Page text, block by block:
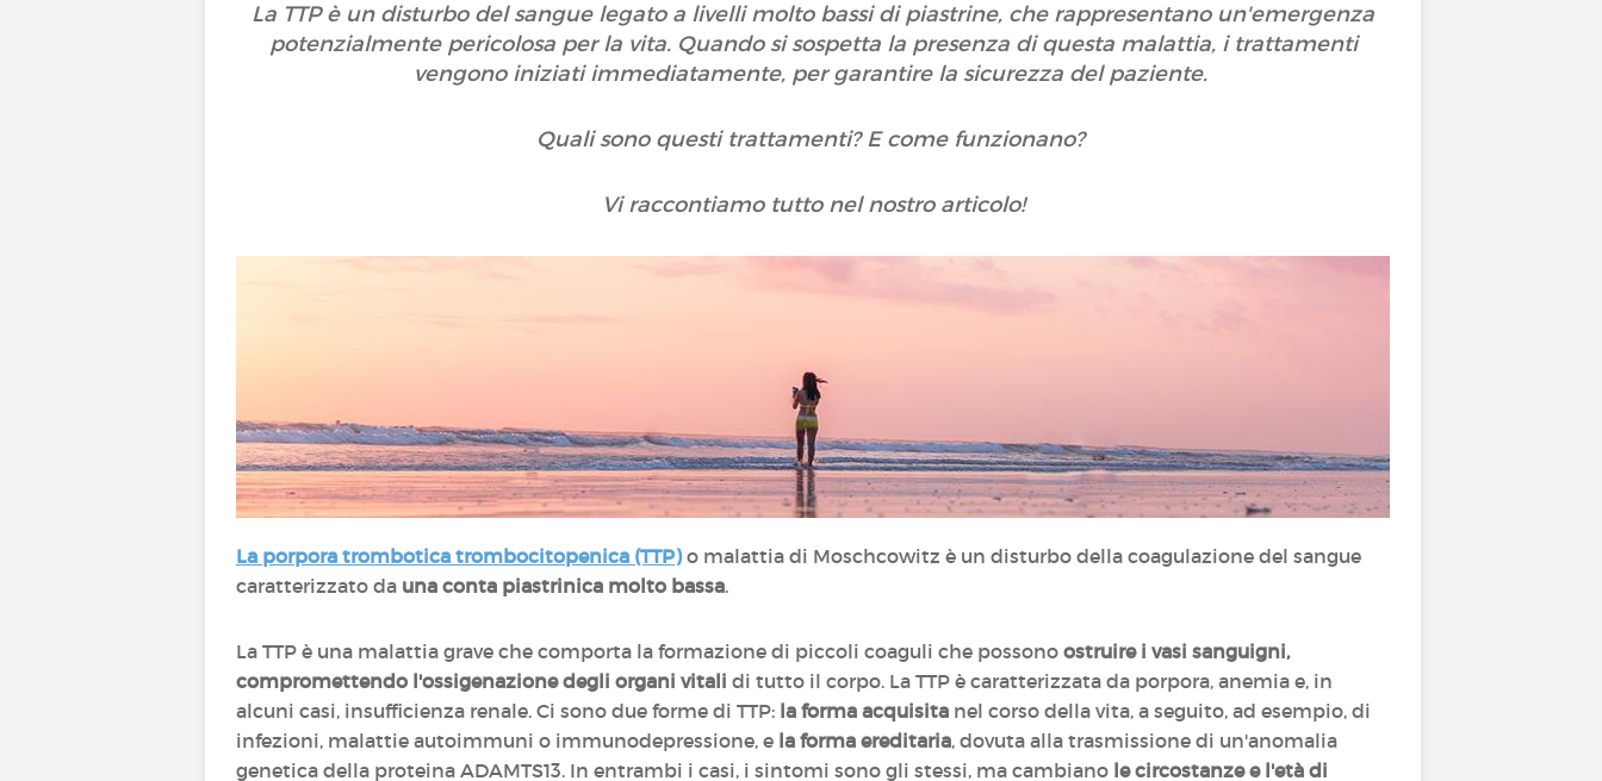
La TTP è un disturbo del sangue legato a livelli molto bassi di piastrine, che rappresentano un'emergenza
potenzialmente pericolosa per la vita. Quando si sospetta la presenza di questa malattia, i trattamenti
vengono iniziati immediatamente, per garantire la sicurezza del paziente.
Quali sono questi trattamenti? E come funzionano?
Vi raccontiamo tutto nel nostro articolo!
La porpora trombotica trombocitopenica (TTP)o malattia di Moschcowitz è un disturbo della coagulazione del sangue
caratterizzato da una conta piastrinica molto bassa.
La TTP è una malattia grave che comporta la formazione di piccoli coaguli che possono ostruire i vasi sanguigni,
compromettendo l'ossigenazione degli organi vitali di tutto il corpo. La TTP è caratterizzata da porpora, anemia e, in
alcuni casi, insufficienza renale. Ci sono due forme di TTP: la forma acquisita nel corso della vita, a seguito, ad esempio, di
infezioni, malattie autoimmuni o immunodepressione, e la forma ereditaria, dovuta alla trasmissione di un'anomalia
genetica della proteina ADAMTS13. In entrambi i casi, i sintomi sono gli stessi, ma cambiano le circostanze e l'età di